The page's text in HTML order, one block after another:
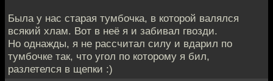
Была у нас старая тумбочка, в которой валялся
всякий хлам. Вот в неё я и забивал гвозди.
Но однажды, я не рассчитал силу и вдарил по
тумбочке так, что угол по которому я бил,
разлетелся в щепки :)